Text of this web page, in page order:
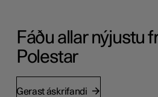
Fáðu allar nýjustu
Polestar
Gerast áskrifandi